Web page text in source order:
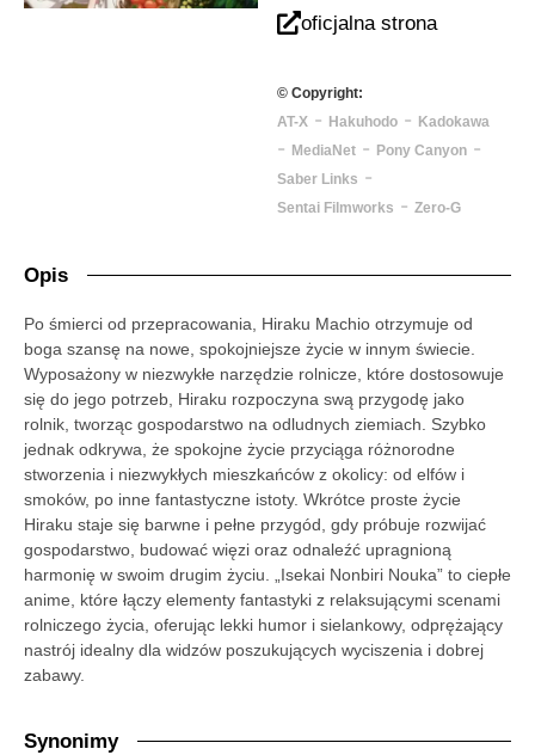
oficjalna strona
© Copyright:
AT-X- Hakuhodo- Kadokawa
- MediaNet- Pony Canyon-
Saber Links -
Sentai Filmworks - Zero-G
Opis
Po śmierci od przepracowania, Hiraku Machio otrzymuje od
boga szansę na nowe, spokojniejsze życie w innym świecie.
Wyposażony w niezwykłe narzędzie rolnicze, które dostosowuje
się do jego potrzeb, Hiraku rozpoczyna swą przygodę jako
rolnik, tworząc gospodarstwo na odludnych ziemiach. Szybko
jednak odkrywa, że spokojne życie przyciąga różnorodne
stworzenia i niezwykłych mieszkańców z okolicy: od elfów i
smoków, po inne fantastyczne istoty. Wkrótce proste życie
Hiraku staje się barwne i pełne przygód, gdy próbuje rozwijać
gospodarstwo, budować więzi oraz odnaleźć upragnioną
harmonię w swoim drugim życiu. „Isekai Nonbiri Nouka” to ciepłe
anime, które łączy elementy fantastyki z relaksującymi scenami
rolniczego życia, oferując lekki humor i sielankowy, odprężający
nastrój idealny dla widzów poszukujących wyciszenia i dobrej
zabawy.
Synonimy